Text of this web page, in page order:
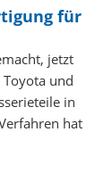
für
jetzt
und
in
hat